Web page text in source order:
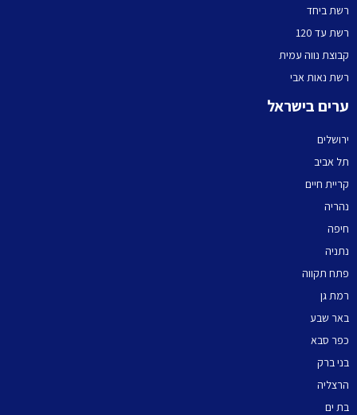
רשת ביחד
רשת עד 120
קבוצת נווה עמית
רשת נאות אבי
ערים בישראל
ירושלים
תל אביב
קריית חיים
נהריה
חיפה
נתניה
פתח תקווה
רמת גן
באר שבע
כפר סבא
בני ברק
הרצליה
בת ים